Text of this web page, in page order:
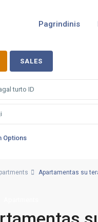
Pagrindinis
SALES
Options
Apartamentas su